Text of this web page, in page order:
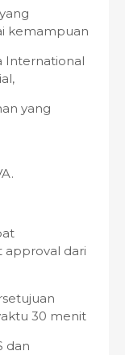
kemampuan
International
yang
approval dari
30 menit
dan